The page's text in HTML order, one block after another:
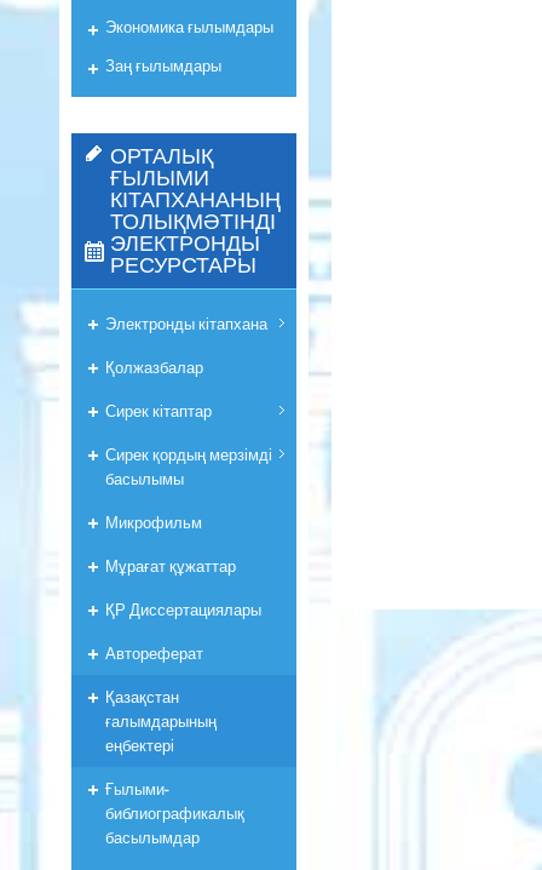
Экономика ғылымдары
Заң ғылымдары
ОРТАЛЫҚ
ҒЫЛЫМИ
КІТАПХАНАНЫҢ
ТОЛЫҚМӘТІНДІ
ЭЛЕКТРОНДЫ
РЕСУРСТАРЫ
Электронды кітапхана
Қолжазбалар
Сирек кітаптар
Сирек қордың мерзімді
басылымы
Микрофильм
Мұрағат құжаттар
ҚР Диссертациялары
Автореферат
Қазақстан
ғалымдарының
еңбектері
Ғылыми-
библиографикалық
басылымдар